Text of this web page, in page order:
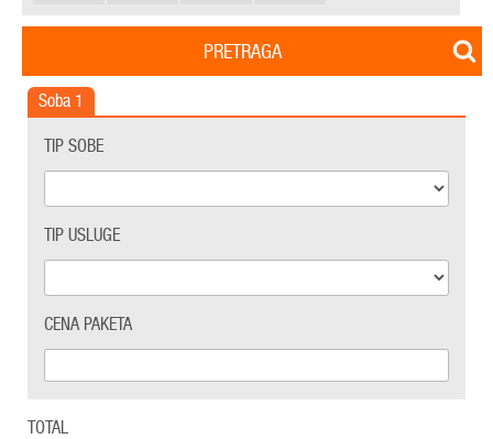
PRETRAGA
Soba 1
TIP SOBE
TIP USLUGE
CENA PAKETA
TOTAL